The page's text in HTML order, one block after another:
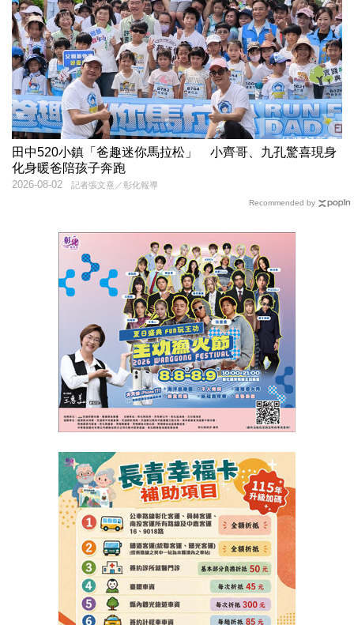
田中520小鎮「爸趣迷你馬拉松」 小齊哥、九孔驚喜現身
化身暖爸陪孩子奔跑
記者張文熹／彰化報導
2026-08-02
Recommended by